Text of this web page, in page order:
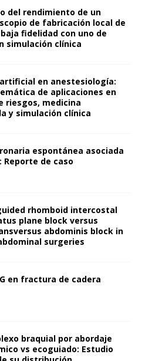
del rendimiento de un
de fabricación local de
fidelidad con uno de
simulación clínica
en anestesiología:
de aplicaciones en
riesgos, medicina
y simulación clínica
espontánea asociada
Reporte de caso
rhomboid intercostal
plane block versus
abdominis block in
surgeries
en fractura de cadera
braquial por abordaje
vs ecoguiado: Estudio